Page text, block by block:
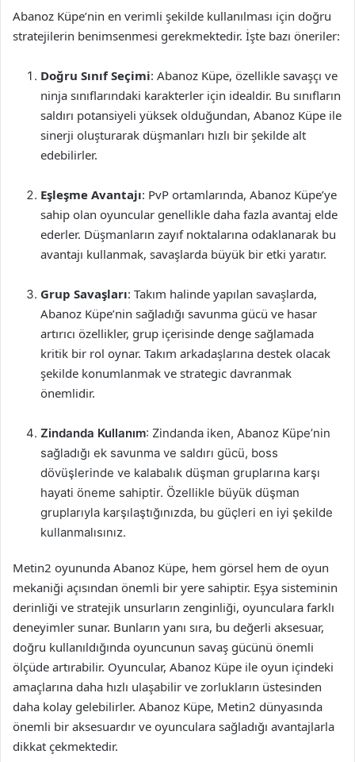
Abanoz Küpe’nin en verimli şekilde kullanılması için doğru
stratejilerin benimsenmesi gerekmektedir. İşte bazı öneriler:
Doğru Sınıf Seçimi: Abanoz Küpe, özellikle savaşçı ve
ninja sınıflarındaki karakterler için idealdir. Bu sınıfların
saldırı potansiyeli yüksek olduğundan, Abanoz Küpe ile
sinerji oluşturarak düşmanları hızlı bir şekilde alt
edebilirler.
Eşleşme Avantajı: PvP ortamlarında, Abanoz Küpe’ye
sahip olan oyuncular genellikle daha fazla avantaj elde
ederler. Düşmanların zayıf noktalarına odaklanarak bu
avantajı kullanmak, savaşlarda büyük bir etki yaratır.
Grup Savaşları: Takım halinde yapılan savaşlarda,
Abanoz Küpe’nin sağladığı savunma gücü ve hasar
artırıcı özellikler, grup içerisinde denge sağlamada
kritik bir rol oynar. Takım arkadaşlarına destek olacak
şekilde konumlanmak ve strategic davranmak
önemlidir.
Zindanda Kullanım: Zindanda iken, Abanoz Küpe’nin
sağladığı ek savunma ve saldırı gücü, boss
dövüşlerinde ve kalabalık düşman gruplarına karşı
hayati öneme sahiptir. Özellikle büyük düşman
gruplarıyla karşılaştığınızda, bu güçleri en iyi şekilde
kullanmalısınız.
Metin2 oyununda Abanoz Küpe, hem görsel hem de oyun
mekaniği açısından önemli bir yere sahiptir. Eşya sisteminin
derinliği ve stratejik unsurların zenginliği, oyunculara farklı
deneyimler sunar. Bunların yanı sıra, bu değerli aksesuar,
doğru kullanıldığında oyuncunun savaş gücünü önemli
ölçüde artırabilir. Oyuncular, Abanoz Küpe ile oyun içindeki
amaçlarına daha hızlı ulaşabilir ve zorlukların üstesinden
daha kolay gelebilirler. Abanoz Küpe, Metin2 dünyasında
önemli bir aksesuardır ve oyunculara sağladığı avantajlarla
dikkat çekmektedir.